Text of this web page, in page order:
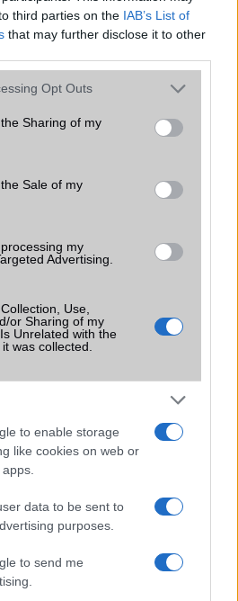
third parties on the IAB’s List of
that may further disclose it to other
app uses one or more Google
usage behaviour. You may click to
Google and its third-party tags to
purposes in below Google
Opt Outs
Sharing of my
Sale of my
my
Advertising.
Use,
or Sharing of my
Unrelated with the
was collected.
to enable storage
like cookies on web or
data to be sent to
purposes.
to send me
és Adatkezelési Tájékoztatót
A Google
érkezik?